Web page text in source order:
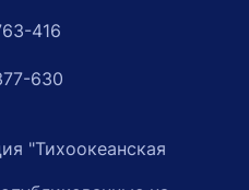
416
630
"Тихоокеанская